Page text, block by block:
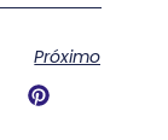
Próximo